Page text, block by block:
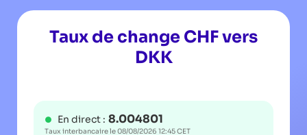
Taux de change CHF vers
DKK
En direct : 8.004801
Taux interbancaire le08/08/2026 12:45 CET